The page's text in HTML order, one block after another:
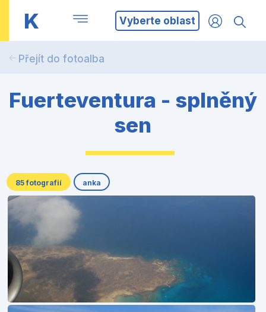
K Vyberte oblast
Přejít do fotoalba
Fuerteventura - splněný
sen
85 fotografií anka